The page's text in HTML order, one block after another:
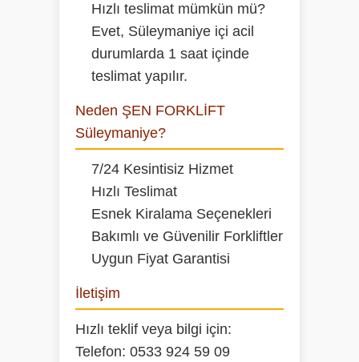
Hızlı teslimat mümkün mü?
Evet, Süleymaniye içi acil
durumlarda 1 saat içinde
teslimat yapılır.
Neden ŞEN FORKLİFT
Süleymaniye?
7/24 Kesintisiz Hizmet
Hızlı Teslimat
Esnek Kiralama Seçenekleri
Bakımlı ve Güvenilir Forkliftler
Uygun Fiyat Garantisi
İletişim
Hızlı teklif veya bilgi için:
Telefon: 0533 924 59 09